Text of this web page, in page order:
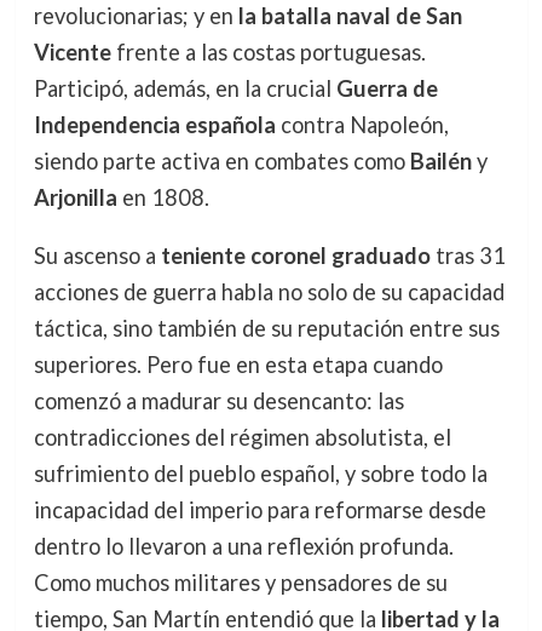
revolucionarias; y en la batalla naval de San
Vicentefrente a las costas portuguesas.
Participó, además, en la crucial Guerra de
Independencia española contra Napoleón,
siendo parte activa en combates como Bailény
Arjonilla en 1808.
Su ascenso a teniente coronel graduadotras 31
acciones de guerra habla no solo de su capacidad
táctica, sino también de su reputación entre sus
superiores. Pero fue en esta etapa cuando
comenzó a madurar su desencanto: las
contradicciones del régimen absolutista, el
sufrimiento del pueblo español, y sobre todo la
incapacidad del imperio para reformarse desde
dentro lo llevaron a una reflexión profunda.
Como muchos militares y pensadores de su
tiempo, San Martín entendió que la libertad y la